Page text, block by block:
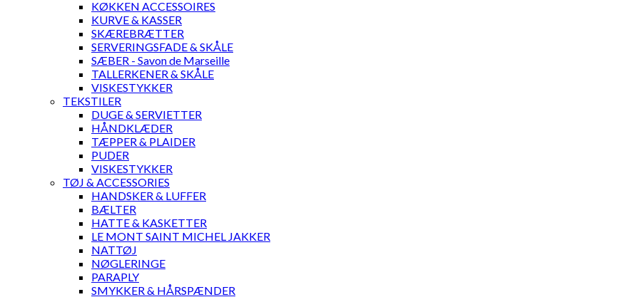
KØKKEN ACCESSOIRES
KURVE & KASSER
SKÆREBRÆTTER
SERVERINGSFADE & SKÅLE
SÆBER - Savon de Marseille
TALLERKENER & SKÅLE
VISKESTYKKER
TEKSTILER
DUGE & SERVIETTER
HÅNDKLÆDER
TÆPPER & PLAIDER
PUDER
VISKESTYKKER
TØJ & ACCESSORIES
HANDSKER & LUFFER
BÆLTER
HATTE & KASKETTER
LE MONT SAINT MICHEL JAKKER
NATTØJ
NØGLERINGE
PARAPLY
SMYKKER & HÅRSPÆNDER